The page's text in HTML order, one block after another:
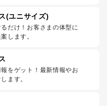
(ユニサイズ)
だけ！お客さまの体型に
します。
をゲット！最新情報やお
ます。